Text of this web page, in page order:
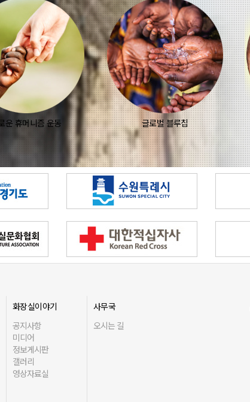
운 휴머니즘 운동 글로벌 블루칩
화장실이야기
공지사항
미디어
정보게시판
갤러리
영상자료실
사무국
오시는 길